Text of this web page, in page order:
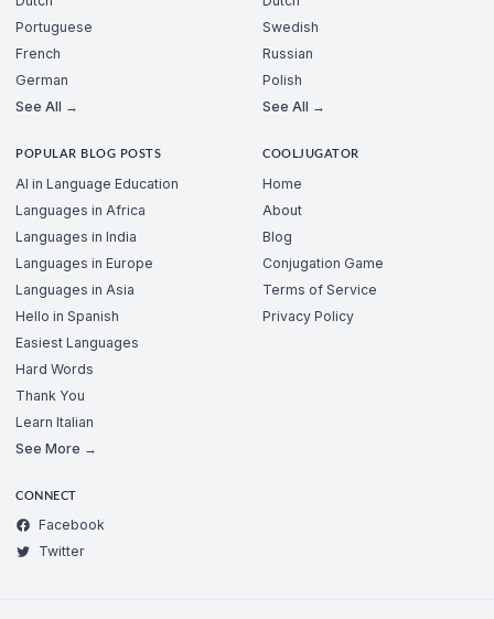
Portuguese
French
German
See All →
Swedish
Russian
Polish
See All →
POPULAR BLOG POSTS
AI in Language Education
Languages in Africa
Languages in India
Languages in Europe
Languages in Asia
Hello in Spanish
Easiest Languages
Hard Words
Thank You
Learn Italian
See More →
COOLJUGATOR
Home
About
Blog
Conjugation Game
Terms of Service
Privacy Policy
CONNECT
Facebook
Twitter